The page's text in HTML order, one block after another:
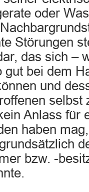
oder
Störungen
das sich –
gut bei dem
und
selbst
Anlass für
haben
bzw. -